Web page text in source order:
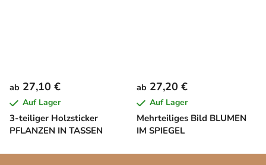
3-teiliger Holzsticker
PFLANZEN IN TASSEN
ab 27,10 €
Auf Lager
Mehrteiliges Bild BLUMEN
IM SPIEGEL
ab 27,20 €
Auf Lager